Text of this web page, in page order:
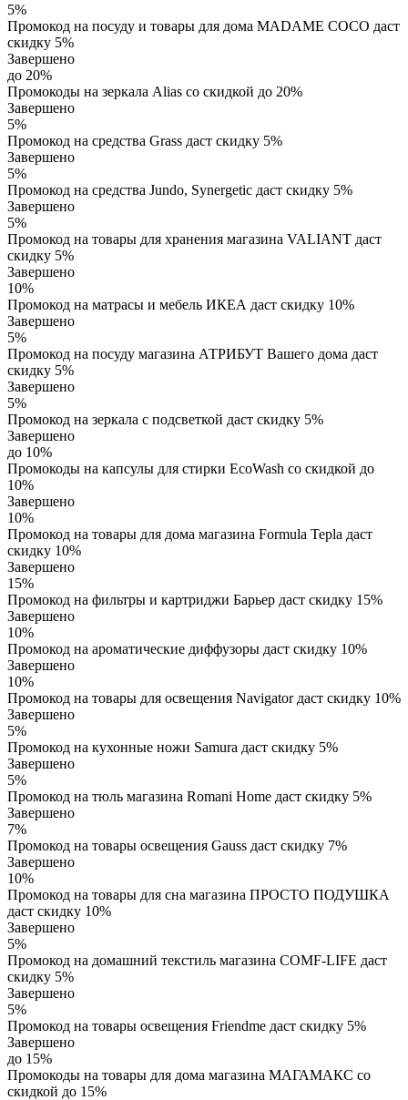
5%
Промокод на посуду и товары для дома MADAME COCO даст
скидку 5%
Завершено
до 20%
Промокоды на зеркала Alias со скидкой до 20%
Завершено
5%
Промокод на средства Grass даст скидку 5%
Завершено
5%
Промокод на средства Jundo, Synergetic даст скидку 5%
Завершено
5%
Промокод на товары для хранения магазина VALIANT даст
скидку 5%
Завершено
10%
Промокод на матрасы и мебель ИКЕА даст скидку 10%
Завершено
5%
Промокод на посуду магазина АТРИБУТ Вашего дома даст
скидку 5%
Завершено
5%
Промокод на зеркала с подсветкой даст скидку 5%
Завершено
до 10%
Промокоды на капсулы для стирки EcoWash со скидкой до
10%
Завершено
10%
Промокод на товары для дома магазина Formula Tepla даст
скидку 10%
Завершено
15%
Промокод на фильтры и картриджи Барьер даст скидку 15%
Завершено
10%
Промокод на ароматические диффузоры даст скидку 10%
Завершено
10%
Промокод на товары для освещения Navigator даст скидку 10%
Завершено
5%
Промокод на кухонные ножи Samura даст скидку 5%
Завершено
5%
Промокод на тюль магазина Romani Home даст скидку 5%
Завершено
7%
Промокод на товары освещения Gauss даст скидку 7%
Завершено
10%
Промокод на товары для сна магазина ПРОСТО ПОДУШКА
даст скидку 10%
Завершено
5%
Промокод на домашний текстиль магазина COMF-LIFE даст
скидку 5%
Завершено
5%
Промокод на товары освещения Friendme даст скидку 5%
Завершено
до 15%
Промокоды на товары для дома магазина МАГАМАКС со
скидкой до 15%